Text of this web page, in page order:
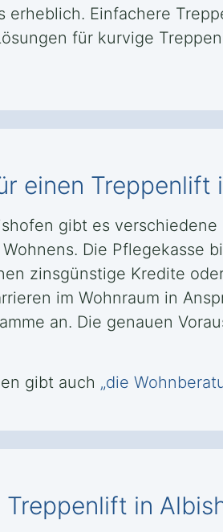
Einfachere
für kurvige
einen Treppenlift
gibt es
Die Pflegekasse
zinsgünstige Kredite
im Wohnraum in
an. Die genauen
gibt auch „die
in